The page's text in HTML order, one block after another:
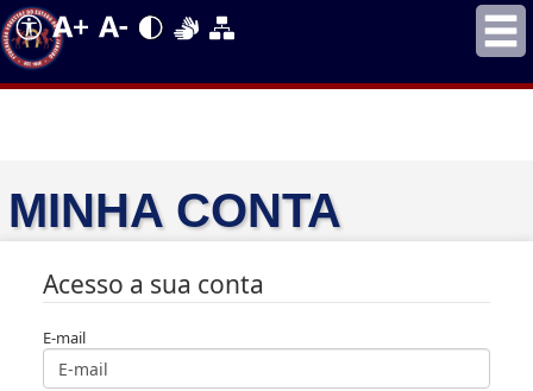
MINHA CONTA
Acesso a sua conta
E-mail